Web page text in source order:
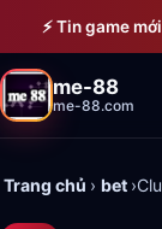
Bỏ qua đến nội
⚡ Tin game
me-88
me-88.com
Trang chủ › bet ›